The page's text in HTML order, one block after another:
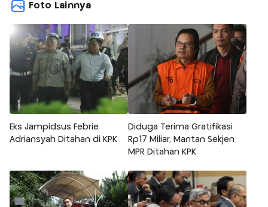
Foto Lainnya
Eks Jampidsus Febrie
Adriansyah Ditahan di KPK
Diduga Terima Gratifikasi
Rp17 Miliar, Mantan Sekjen
MPR Ditahan KPK